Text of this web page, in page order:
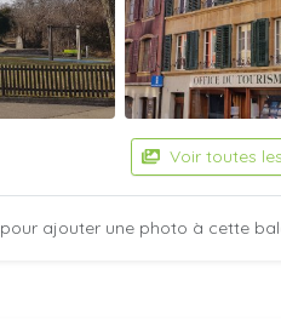
Voir toutes
pour ajouter une photo à cette